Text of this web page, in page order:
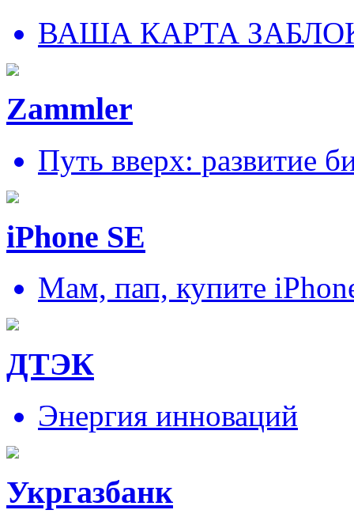
ВАША КАРТА
Zammler
Путь вверх: развитие
iPhone SE
Мам, пап, купите
ДТЭК
Энергия инноваций
Укргазбанк